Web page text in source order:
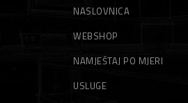
NASLOVNICA
WEBSHOP
NAMJEŠTAJ PO MJERI
USLUGE